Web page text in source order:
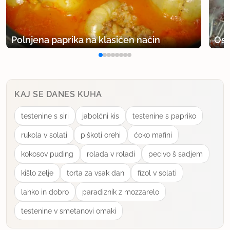
nivo, tega se moramo vsi zavedati.
uporabno
Popravila je. Lepo od tebe.
uporabno
Sandra_a
član od 2010 447 sporočil
13.11.2013 ob 22:43
hehe, naor, hvala, da mi želiš omogočiti
Polnjena paprika na klasičen način
KAJ SE DANES KUHA
testenine s siri jabolćni kis testenine s papriko
rukola v solati piškoti orehi ćoko mafini
kokosov puding rolada v roladi pecivo š sadjem
kišlo zelje torta za vsak dan fizol v solati
lahko in dobro paradiznik z mozzarelo
testenine v smetanovi omaki